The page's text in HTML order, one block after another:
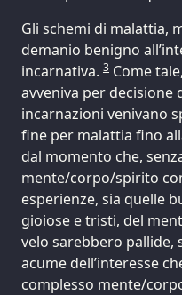
Gli schemi di malattia,
demanio benigno
incarnativa. 3 Come
avveniva per
incarnazioni venivano
fine per malattia fino
dal momento che,
mente/corpo/spirito
esperienze, sia quelle
gioiose e tristi, del
velo sarebbero pallide,
acume dell’interesse
complesso mente/